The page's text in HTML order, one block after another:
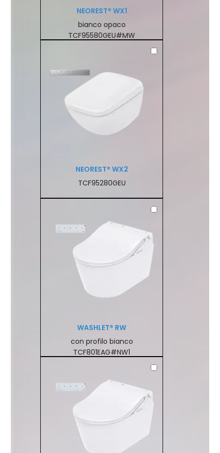
NEOREST® WX1
bianco opaco
TCF95580GEU#MW
NEOREST® WX2
TCF95280GEU
WASHLET® RW
con profilo bianco
TCF801EAG#NW1